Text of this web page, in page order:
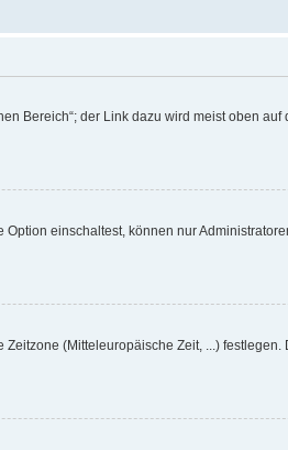
Bereich“; der Link dazu wird meist oben
einschaltest, können nur
(Mitteleuropäische Zeit, ...)